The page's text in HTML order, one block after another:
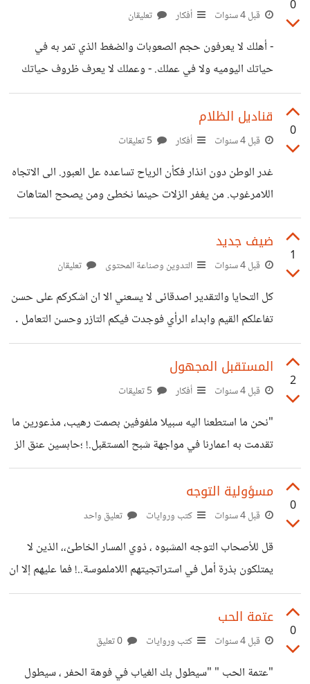
الكريم " 0
قبل 4 سنوات أفكار تعليقان
- أهلك لا يعرفون حجم الصعوبات والضغط الذي تمر به في
حياتك اليوميه ولا في عملك. - وعملك لا يعرف ظروف حياتك
وبيتك . - اصحابك لن يفهمون حجم المسؤليات الجديدة التي
فوق عاتقك. - وشريك حياتك منتظر دائما الحب والدعم منك
ولن يفهم كمية الضغط الذي تمر به مهما تكلمت و شرحت له
به ولا يقدره. استمر .. كافح .. و ..قاتل من أجل الهدف المنشود
0
قناديل الظلام
قبل 4 سنوات أفكار
غدر الوطن دون انذار فكأن الرياح تساعده عل العبور. الى الاتجاه
اللامرغوب. من يغفر الزلات حينما نخطئ ومن يصحح المتاهات
حينما نسقط . احقا نعي وطننا الذي اغتصبنا فيه بضريبة الانتماء
احقا لنا بوصلة التحكم في الذات. بوصلة الامل والمستقبل بوصلة
العقل والارشاد .
1
ضيف جديد
قبل 4 سنوات التدوين وصناعة المحتوى تعليقان
كل التحايا والتقدير اصدقائى لا يسعني الا ان اشكركم على حسن
تفاعلكم القيم وابداء الرأي فوجدت فيكم التازر وحسن التعامل .
سؤالي لكم هل كتابتي وتدويناتي تروق لكم ام هي سحابة عابرة
وفقط مع العلم انني جديد معكم في هذا البيت الرائع . مودتي
ومحبتي التي لا تشيخ
2
المستقبل المجهول
قبل 4 سنوات أفكار
"نحن ما استطعنا اليه سبيلا ملفوفين بصمت رهيب، مذعورين ما
تقدمت به اعمارنا في مواجهة شبح المستقبل.! ؛حابسين عنق الز
جاجة امام إذواجية الغير وتطلعات حلم رهن الاعتقال في مجتمع
يتسم بالفوضى والجنون.. ،في مجتمع يرفضنا مثلما اننا نكابر في
قبوله.." Abdelhafid
0
مسؤولية التوجه
قبل 4 سنوات كتب وروايات تعليق واحد
قل للأصحاب التوجه المشبوه ، ذوي المسار الخاطئ،، الذين لا
يمتلكون بذرة أمل في استراتجيتهم اللاملموسة..! فما عليهم إلا ان
يشدو الوصل وان يرسمو ا تصورتهم الحقيقية ملء اعينهم وان
يبصروها بتدبر وبإحكام والا يقعو ا في المصائد والمتاهات* ...
عبد الحفيظ اعليوي
0
عتمة الحب
قبل 4 سنوات كتب وروايات
"عتمة الحب " "سيطول بك الغياب في فوهة الحفر ، سيطول